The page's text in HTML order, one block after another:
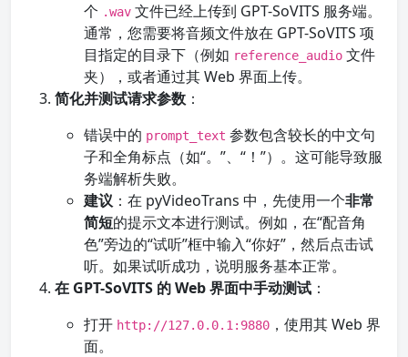
个 .wav 文件已经上传到 GPT-SoVITS 服务端。
通常，您需要将音频文件放在 GPT-SoVITS 项
目指定的目录下（例如 reference_audio 文件
夹），或者通过其 Web 界面上传。
简化并测试请求参数 ：
错误中的 prompt_text 参数包含较长的中文句
子和全角标点（如“。”、“！”）。这可能导致服
务端解析失败。
建议 ：在 pyVideoTrans 中，先使用一个非常
简短的提示文本进行测试。例如，在“配音角
色”旁边的“试听”框中输入“你好”，然后点击试
听。如果试听成功，说明服务基本正常。
在 GPT-SoVITS 的 Web 界面中手动测试 ：
打开 http://127.0.0.1:9880 ，使用其 Web 界
面。